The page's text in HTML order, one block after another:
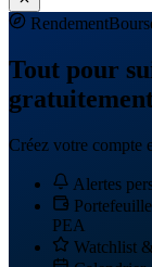
Rendement
Tout pour
Créez votre compte
Alertes
PEA
Watchlist